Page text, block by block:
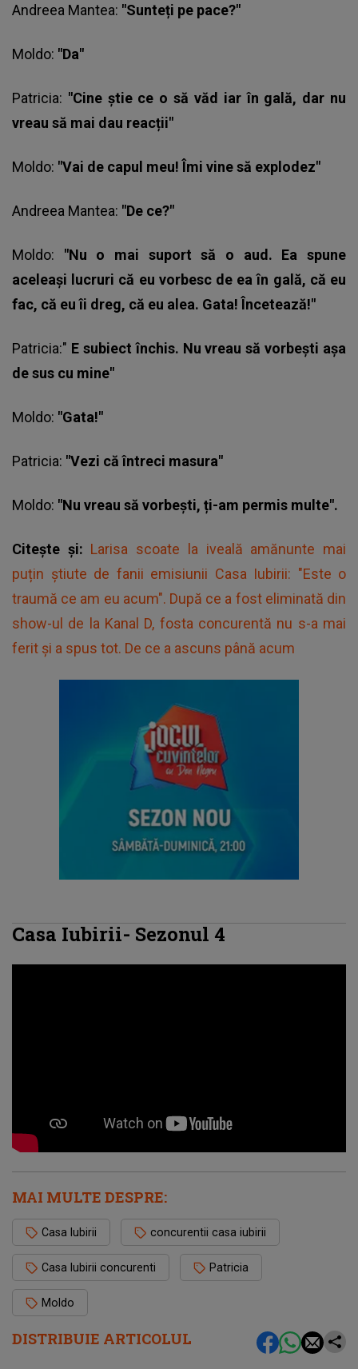
DISTRIBUIE ARTICOLUL
Andreea Mantea: "Sunteți pe pace?"
Moldo: "Da"
Patricia: "Cine știe ce o să văd iar în gală, dar nu
vreau să mai dau reacții"
Moldo: "Vai de capul meu! Îmi vine să explodez"
Andreea Mantea: "De ce?"
Moldo: "Nu o mai suport să o aud. Ea spune
aceleași lucruri că eu vorbesc de ea în gală, că eu
fac, că eu îi dreg, că eu alea. Gata! Încetează!"
Patricia:" E subiect închis. Nu vreau să vorbești așa
de sus cu mine"
Moldo: "Gata!"
Patricia: "Vezi că întreci masura"
Moldo: "Nu vreau să vorbești, ți-am permis multe".
Citește și: Larisa scoate la iveală amănunte mai
puțin știute de fanii emisiunii Casa Iubirii: "Este o
traumă ce am eu acum". După ce a fost eliminată din
show-ul de la Kanal D, fosta concurentă nu s-a mai
ferit și a spus tot. De ce a ascuns până acum
Casa Iubirii- Sezonul 4
MAI MULTE DESPRE:
Casa Iubirii concurentii casa iubirii
Casa Iubirii concurenti Patricia
Moldo